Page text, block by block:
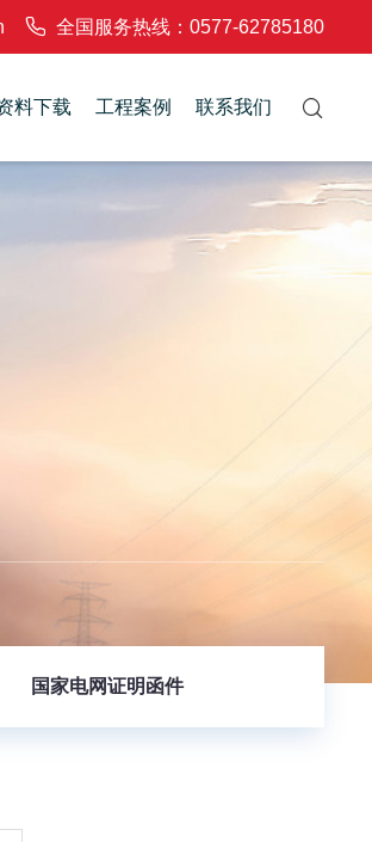
全国服务热线：0577-62785180
料下载 工程案例 联系我们
国家电网证明函件